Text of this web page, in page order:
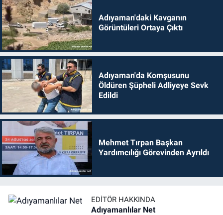
Adıyaman'daki Kavganın
Görüntüleri Ortaya Çıktı
Adıyaman'da Komşusunu
Öldüren Şüpheli Adliyeye Sevk
Edildi
Mehmet Tırpan Başkan
Yardımcılığı Görevinden Ayrıldı
EDITÖR HAKKINDA
Adıyamanlılar Net